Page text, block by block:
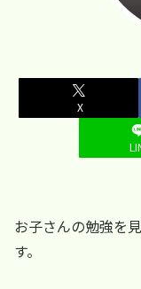
X
お子さんの勉強を
す。